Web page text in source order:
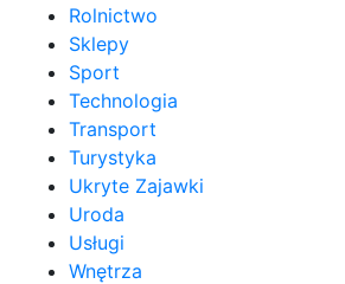
Rolnictwo
Sklepy
Sport
Technologia
Transport
Turystyka
Ukryte Zajawki
Uroda
Usługi
Wnętrza